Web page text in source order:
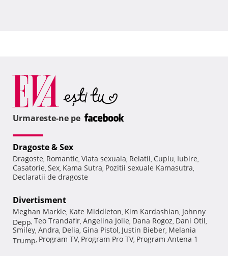
Urmareste-ne pe
Dragoste & Sex
Dragoste, Romantic, Viata sexuala, Relatii, Cuplu, Iubire,
Casatorie, Sex, Kama Sutra, Pozitii sexuale Kamasutra,
Declaratii de dragoste
Divertisment
Meghan Markle, Kate Middleton, Kim Kardashian, Johnny
Depp, Teo Trandafir, Angelina Jolie, Dana Rogoz, Dani Otil,
Smiley, Andra, Delia, Gina Pistol, Justin Bieber, Melania
Trump, Program TV, Program Pro TV, Program Antena 1